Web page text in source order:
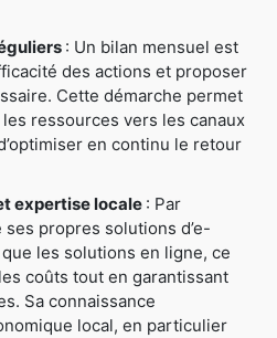
: Un bilan mensuel est
des actions et proposer
Cette démarche permet
ressources vers les canaux
en continu le retour
expertise locale : Par
propres solutions d’e-
les solutions en ligne, ce
coûts tout en garantissant
Sa connaissance
local, en particulier